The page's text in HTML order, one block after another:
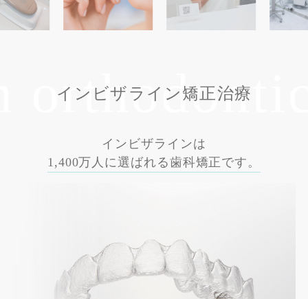
インビザライン矯正治療
インビザラインは
1,400万人に選ばれる歯科矯正です。